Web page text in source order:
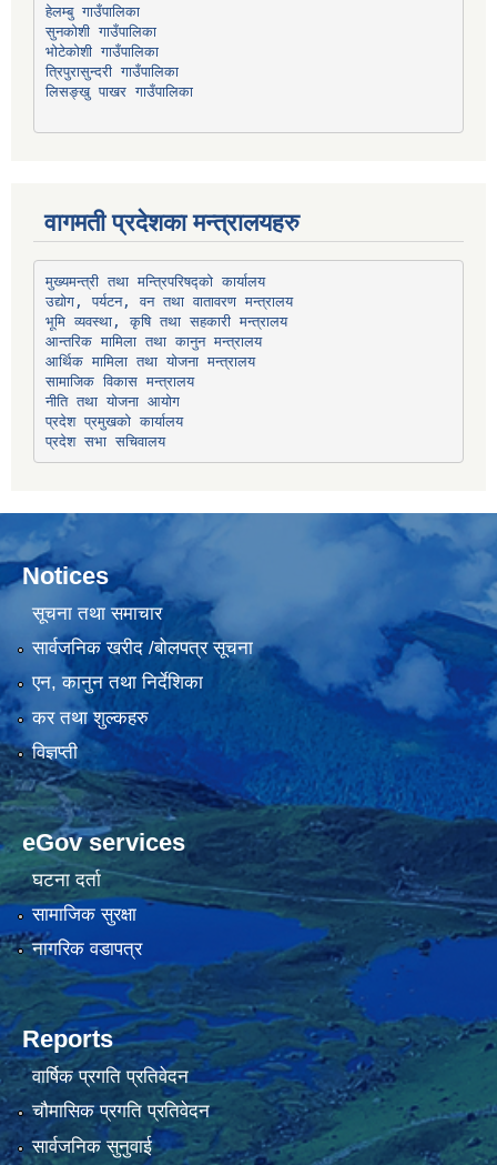
हेलम्बु गाउँपालिका
सुनकोशी गाउँपालिका
भोटेकोशी गाउँपालिका
त्रिपुरासुन्दरी गाउँपालिका
लिसङ्खु पाखर गाउँपालिका
वागमती प्रदेशका मन्त्रालयहरु
मुख्यमन्त्री तथा मन्त्रिपरिषद्को कार्यालय
उद्योग, पर्यटन, वन तथा वातावरण मन्त्रालय
भूमि व्यवस्था, कृषि तथा सहकारी मन्त्रालय
आन्तरिक मामिला तथा कानुन मन्त्रालय
आर्थिक मामिला तथा योजना मन्त्रालय
सामाजिक विकास मन्त्रालय
नीति तथा योजना आयोग
प्रदेश प्रमुखको कार्यालय
प्रदेश सभा सचिवालय
Notices
सूचना तथा समाचार
सार्वजनिक खरीद /बोलपत्र सूचना
एन, कानुन तथा निर्देशिका
कर तथा शुल्कहरु
विज्ञप्ती
eGov services
घटना दर्ता
सामाजिक सुरक्षा
नागरिक वडापत्र
Reports
वार्षिक प्रगति प्रतिवेदन
चौमासिक प्रगति प्रतिवेदन
सार्वजनिक सुनुवाई